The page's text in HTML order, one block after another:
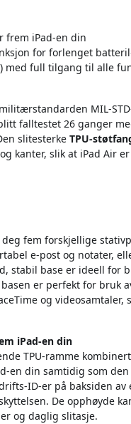
frem iPad-en din
for forlenget
med full tilgang til alle
MIL-
falltestet 26 ganger
slitesterke TPU-
kanter, slik at iPad Air
fem forskjellige
e-post og notater,
stabil base er ideell for
er perfekt for bruk
og
iPad-en din
TPU-ramme
en din samtidig som
ID-er på baksiden av
De opphøyde
og daglig slitasje.